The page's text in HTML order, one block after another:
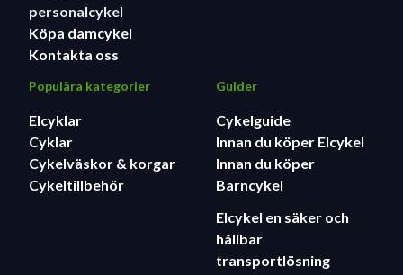
personalcykel
Köpa damcykel
Kontakta oss
Populära kategorier
Elcyklar
Cyklar
Cykelväskor & korgar
Cykeltillbehör
Guider
Cykelguide
Innan du köper Elcykel
Innan du köper
Barncykel
Elcykel en säker och
hållbar
transportlösning